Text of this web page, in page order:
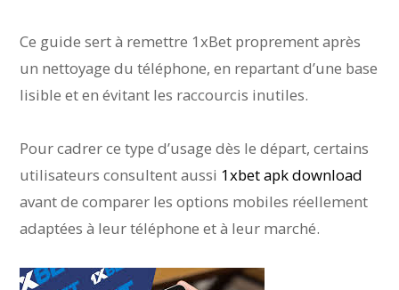
Ce guide sert à remettre 1xBet proprement après
un nettoyage du téléphone, en repartant d’une base
lisible et en évitant les raccourcis inutiles.
Pour cadrer ce type d’usage dès le départ, certains
utilisateurs consultent aussi 1xbet apk download
avant de comparer les options mobiles réellement
adaptées à leur téléphone et à leur marché.